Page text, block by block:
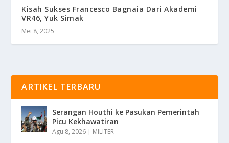
Kisah Sukses Francesco Bagnaia Dari Akademi
VR46, Yuk Simak
Mei 8, 2025
ARTIKEL TERBARU
Serangan Houthi ke Pasukan Pemerintah
Picu Kekhawatiran
Agu 8, 2026 | MILITER